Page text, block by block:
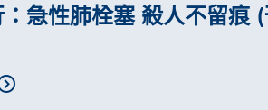
急性肺栓塞 殺人不留痕